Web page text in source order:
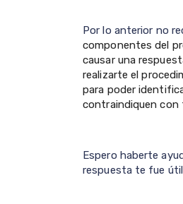
Por lo anterior no
componentes del
causar una
realizarte el
para poder
contraindiquen con
Espero haberte
respuesta te fue